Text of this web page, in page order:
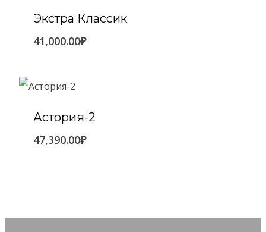
Экстра Классик
41,000.00₽
Астория-2
47,390.00₽